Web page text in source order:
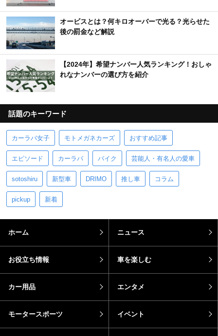
オービスとは？何キロオーバーで光る？光らせた
後の罰金など解説
【2024年】希望ナンバー人気ランキング！おしゃ
れなナンバーの選び方を紹介
話題のキーワード
カーラバ女子 モトメガネカーズ おすすめ記事
エピソード カーラバ バイク 芸能人・有名人の愛車
sotoshiru 新型車 DRIMO 推し車 コラム
pickup 新着
ホーム ニュース
お役立ち情報 車を楽しむ
カー用品 エンタメ
モータースポーツ イベント